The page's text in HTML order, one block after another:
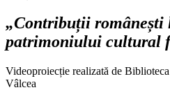
„Contribuții românești
patrimoniului cultural
Videoproiecție realizată de
Vâlcea